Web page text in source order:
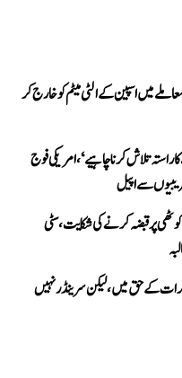
میں اسپین کے الٹی میٹم کو خارج کر
راستہ تلاش کرنا چاہیے‘، امریکی فوج
سے اپیل
پر قبضہ کرنے کی شکایت، سٹی
کے حق میں، لیکن سرینڈر نہیں